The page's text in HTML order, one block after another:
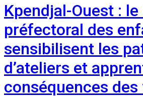
Kpendjal-Ouest :
préfectoral des
sensibilisent les
d’ateliers et
conséquences